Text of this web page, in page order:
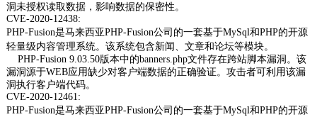
洞未授权读取数据，影响数据的保密性。
CVE-2020-12438:
PHP-Fusion是马来西亚PHP-Fusion公司的一套基于MySql和PHP的开源
轻量级内容管理系统。该系统包含新闻、文章和论坛等模块。
PHP-Fusion 9.03.50版本中的banners.php文件存在跨站脚本漏洞。该
漏洞源于WEB应用缺少对客户端数据的正确验证。攻击者可利用该漏
洞执行客户端代码。
CVE-2020-12461:
PHP-Fusion是马来西亚PHP-Fusion公司的一套基于MySql和PHP的开源